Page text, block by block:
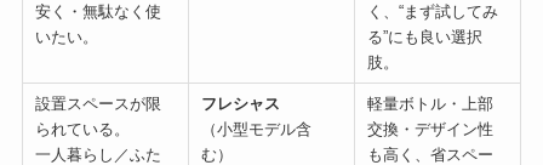
安く・無駄なく使
いたい。
く、“まず試してみ
る”にも良い選択
肢。
設置スペースが限
られている。
一人暮らし／ふた
フレシャス
（小型モデル含
む）
軽量ボトル・上部
交換・デザイン性
も高く、省スペー